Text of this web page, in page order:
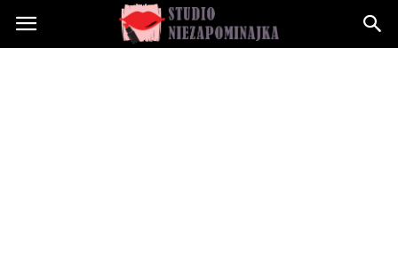
Studioniezapominajka.pl